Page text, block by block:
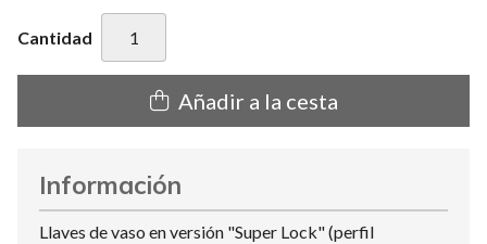
Cantidad
Añadir a la cesta
Información
Llaves de vaso en versión "Super Lock" (perfil